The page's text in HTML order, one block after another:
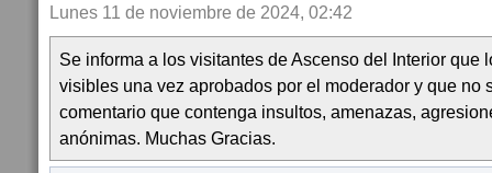
Lunes 11 de noviembre de 2024, 02:42
Se informa a los visitantes de Ascenso del Interior que
visibles una vez aprobados por el moderador y que no
comentario que contenga insultos, amenazas,
anónimas. Muchas Gracias.